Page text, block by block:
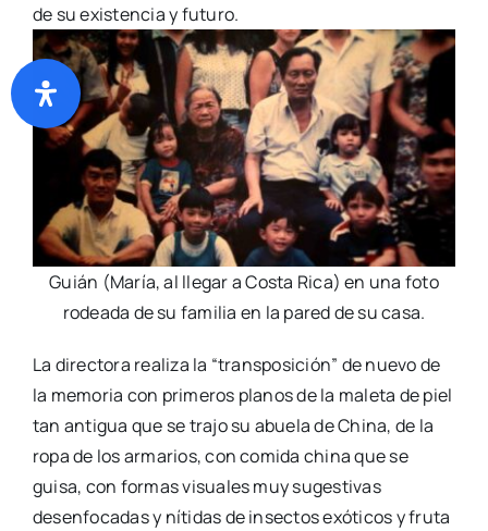
de su existencia y futuro.
Guián (María, al llegar a Costa Rica) en una foto
rodeada de su familia en la pared de su casa.
La directora realiza la “transposición” de nuevo de
la memoria con primeros planos de la maleta de piel
tan antigua que se trajo su abuela de China, de la
ropa de los armarios, con comida china que se
guisa, con formas visuales muy sugestivas
desenfocadas y nítidas de insectos exóticos y fruta